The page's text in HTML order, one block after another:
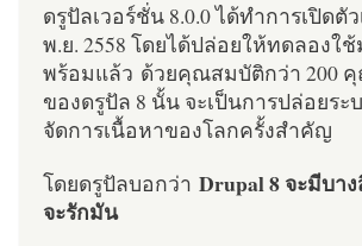
ดรูปัลเวอร์ชั่น 8.0.0 ได้ทำการเปิดตั
พ.ย. 2558 โดยได้ปล่อยให้ทดลองใ
พร้อมแล้ว ด้วยคุณสมบัติกว่า 200
ของดรูปัล 8 นั้น จะเป็นการปล่อยระ
จัดการเนื้อหาของโลกครั้งสำคัญ
โดยดรูปัลบอกว่า Drupal 8 จะมีบา
จะรักมัน